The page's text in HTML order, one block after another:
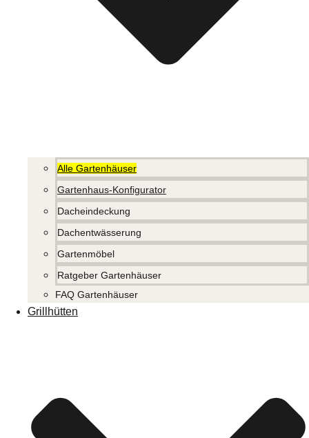
Alle Gartenhäuser
Gartenhaus-Konfigurator
Dacheindeckung
Dachentwässerung
Gartenmöbel
Ratgeber Gartenhäuser
FAQ Gartenhäuser
Grillhütten